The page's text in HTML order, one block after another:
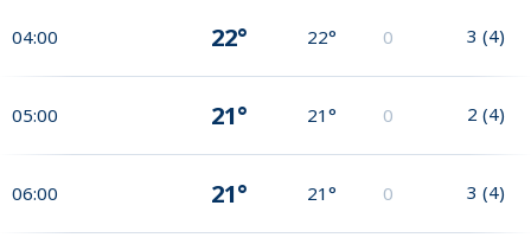
04:00 22° 22° 0 3 (4)
05:00 21° 21° 0 2 (4)
06:00 21° 21° 0 3 (4)